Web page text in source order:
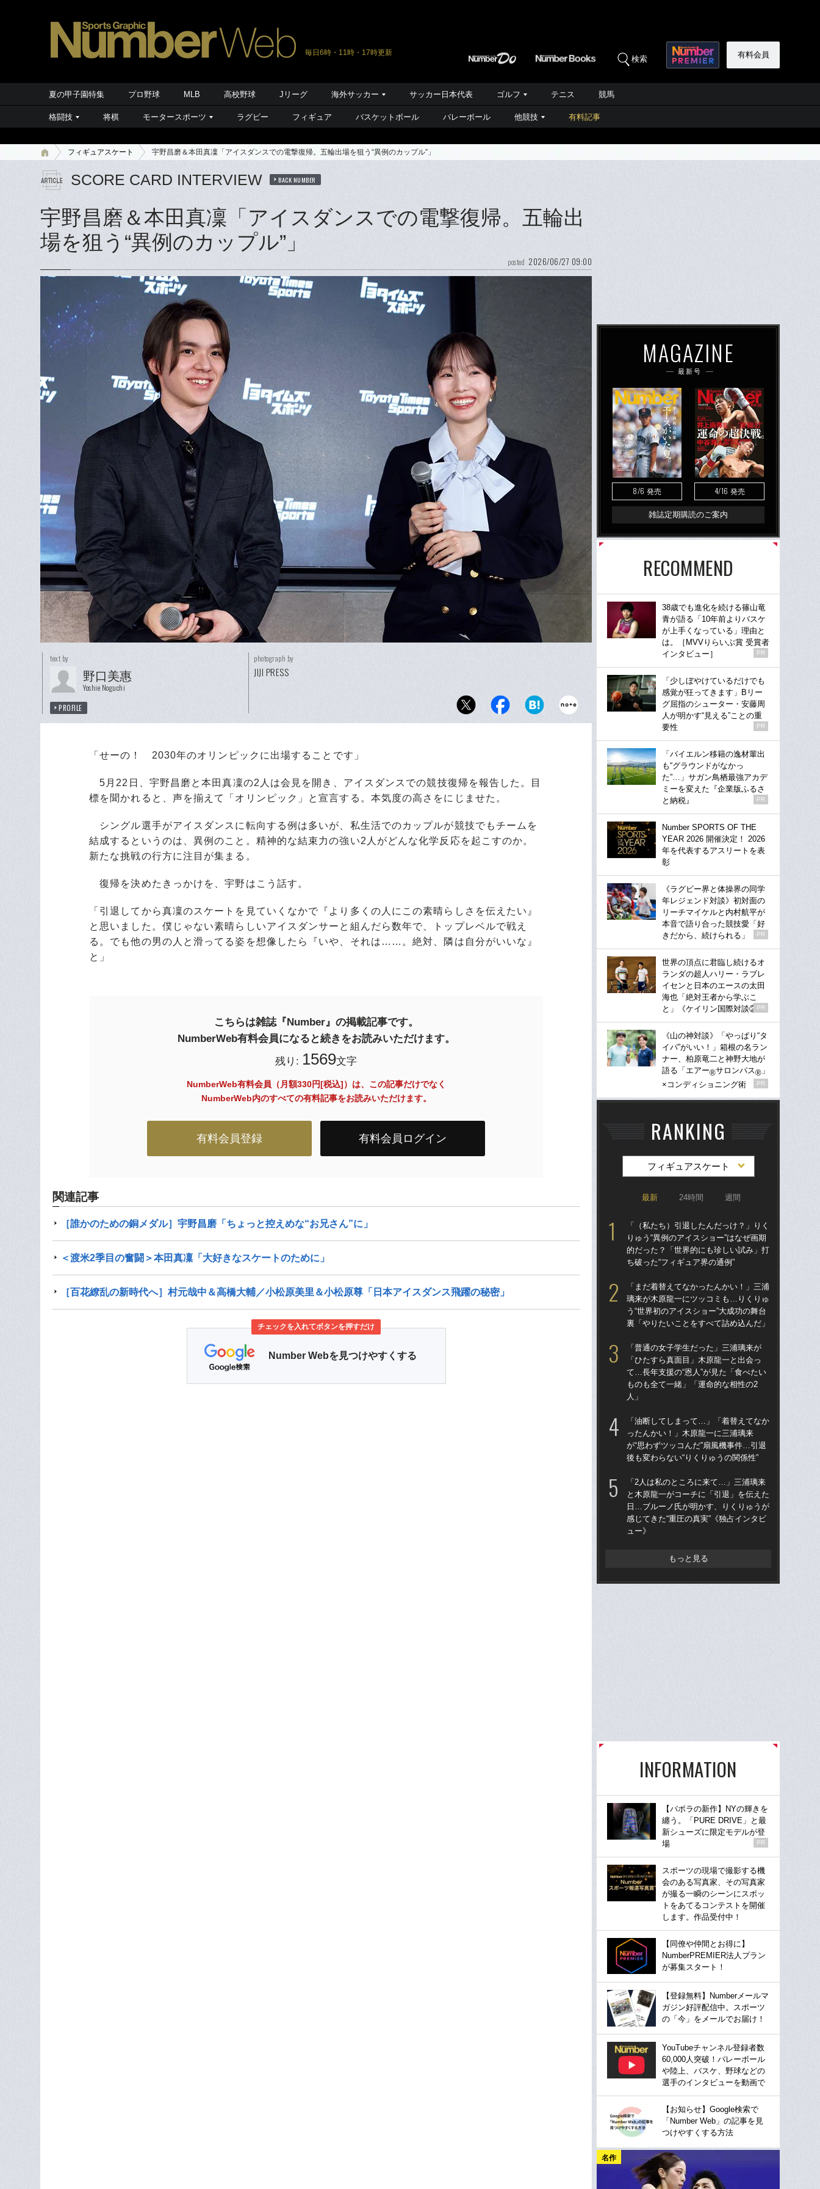
毎日6時・11時・17時更新
検索 有料会員
夏の甲子園特集 プロ野球 MLB 高校野球 Jリーグ 海外サッカー サッカー日本代表 ゴルフ テニス 競馬
格闘技 将棋 モータースポーツ ラグビー フィギュア バスケットボール バレーボール 他競技 有料記事
フィギュアスケート 宇野昌磨＆本田真凜「アイスダンスでの電撃復帰。五輪出場を狙う“異例のカップル”」
SCORE CARD INTERVIEW BACK NUMBER
宇野昌磨＆本田真凜「アイスダンスでの電撃復帰。五輪出
場を狙う“異例のカップル”」
posted 2026/06/27 09:00
text by
野口美惠
Yoshie Noguchi
PROFILE
photograph by
JIJI PRESS
「せーの！ 2030年のオリンピックに出場することです」
5月22日、宇野昌磨と本田真凜の2人は会見を開き、アイスダンスでの競技復帰を報告した。目
標を聞かれると、声を揃えて「オリンピック」と宣言する。本気度の高さをにじませた。
シングル選手がアイスダンスに転向する例は多いが、私生活でのカップルが競技でもチームを
結成するというのは、異例のこと。精神的な結束力の強い2人がどんな化学反応を起こすのか。
新たな挑戦の行方に注目が集まる。
復帰を決めたきっかけを、宇野はこう話す。
「引退してから真凜のスケートを見ていくなかで『より多くの人にこの素晴らしさを伝えたい』
と思いました。僕じゃない素晴らしいアイスダンサーと組んだら数年で、トップレベルで戦え
る。でも他の男の人と滑ってる姿を想像したら『いや、それは……。絶対、隣は自分がいいな』
と」
こちらは雑誌『Number』の掲載記事です。
NumberWeb有料会員になると続きをお読みいただけます。
残り: 1569文字
NumberWeb有料会員（月額330円[税込]）は、この記事だけでなく
NumberWeb内のすべての有料記事をお読みいただけます。
有料会員登録 有料会員ログイン
関連記事
［誰かのための銅メダル］宇野昌磨「ちょっと控えめな“お兄さん”に」
＜渡米2季目の奮闘＞本田真凜「大好きなスケートのために」
［百花繚乱の新時代へ］村元哉中＆高橋大輔／小松原美里＆小松原尊「日本アイスダンス飛躍の秘密」
チェックを入れてボタンを押すだけ
Number Webを見つけやすくする
MAGAZINE
最新号
8/6 発売 4/16 発売
雑誌定期購読のご案内
RECOMMEND
38歳でも進化を続ける篠山竜
青が語る「10年前よりバスケ
が上手くなっている」理由と
は。［MVVりらいぶ賞 受賞者
インタビュー］
PR
「少しぼやけているだけでも
感覚が狂ってきます」Bリー
グ屈指のシューター・安藤周
人が明かす“見える”ことの重
要性
PR
「バイエルン移籍の逸材輩出
も“グラウンドがなかっ
た”…」サガン鳥栖最強アカデ
ミーを変えた『企業版ふるさ
と納税』
PR
Number SPORTS OF THE
YEAR 2026 開催決定！ 2026
年を代表するアスリートを表
彰
《ラグビー界と体操界の同学
年レジェンド対談》初対面の
リーチマイケルと内村航平が
本音で語り合った競技愛「好
きだから、続けられる」
PR
世界の頂点に君臨し続けるオ
ランダの超人ハリー・ラブレ
イセンと日本のエースの太田
海也「絶対王者から学ぶこ
と」《ケイリン国際対談②》
PR
《山の神対談》「やっぱり“タ
イパ”がいい！」箱根の名ラン
ナー、柏原竜二と神野大地が
語る「エアー®サロンパス® 」
×コンディショニング術
PR
RANKING
フィギュアスケート
最新 24時間 週間
「（私たち）引退したんだっけ？」りく
りゅう“異例のアイスショー”はなぜ画期
的だった？「世界的にも珍しい試み」打
ち破った“フィギュア界の通例”
「まだ着替えてなかったんかい！」三浦
璃来が木原龍一にツッコミも…りくりゅ
う“世界初のアイスショー”大成功の舞台
裏「やりたいことをすべて詰め込んだ」
「普通の女子学生だった」三浦璃来が
「ひたすら真面目」木原龍一と出会っ
て…長年支援の“恩人”が見た「食べたい
ものも全て一緒」「運命的な相性の2
人」
「油断してしまって…」「着替えてなか
ったんかい！」木原龍一に三浦璃来
が“思わずツッコんだ”扇風機事件…引退
後も変わらない“りくりゅうの関係性”
「2人は私のところに来て…」三浦璃来
と木原龍一がコーチに「引退」を伝えた
日…ブルーノ氏が明かす、りくりゅうが
感じてきた“重圧の真実”《独占インタビ
ュー》
もっと見る
INFORMATION
【バボラの新作】NYの輝きを
纏う。「PURE DRIVE」と最
新シューズに限定モデルが登
場
PR
スポーツの現場で撮影する機
会のある写真家、その写真家
が撮る一瞬のシーンにスポッ
トをあてるコンテストを開催
します。作品受付中！
【同僚や仲間とお得に】
NumberPREMIER法人プラン
が募集スタート！
【登録無料】Numberメールマ
ガジン好評配信中。スポーツ
の「今」をメールでお届け！
YouTubeチャンネル登録者数
60,000人突破！バレーボール
や陸上、バスケ、野球などの
選手のインタビューを動画で
【お知らせ】Google検索で
「Number Web」の記事を見
つけやすくする方法
名作